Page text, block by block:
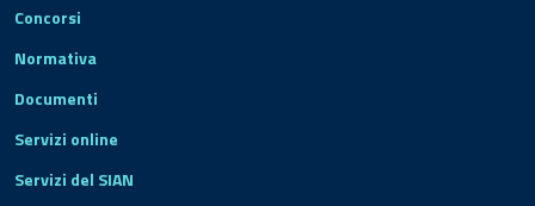
Concorsi
Normativa
Documenti
Servizi online
Servizi del SIAN